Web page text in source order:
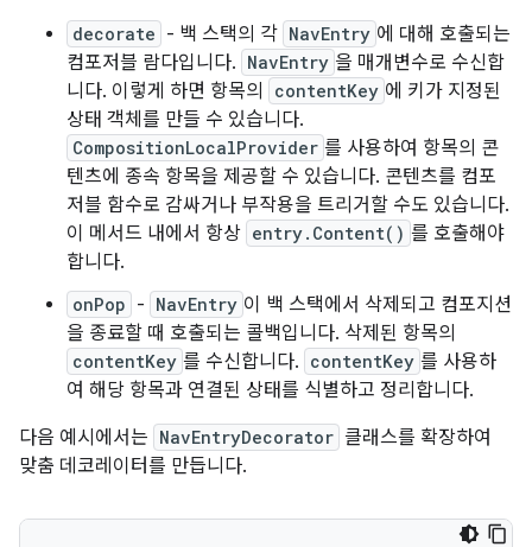
decorate - 백 스택의 각 NavEntry 에 대해 호출되는
컴포저블 람다입니다. NavEntry 을 매개변수로 수신합
니다. 이렇게 하면 항목의
contentKey 에 키가 지정된
상태 객체를 만들 수 있습니다.
CompositionLocalProvider 를 사용하여 항목의 콘
텐츠에 종속 항목을 제공할 수 있습니다. 콘텐츠를 컴포
저블 함수로 감싸거나 부작용을 트리거할 수도 있습니다.
이 메서드 내에서 항상 entry.Content() 를 호출해야
합니다.
onPop - NavEntry 이 백 스택에서 삭제되고 컴포지션
을 종료할 때 호출되는 콜백입니다. 삭제된 항목의
contentKey 를 수신합니다. contentKey 를 사용하
여 해당 항목과 연결된 상태를 식별하고 정리합니다.
다음 예시에서는 NavEntryDecorator 클래스를 확장하여
맞춤 데코레이터를 만듭니다.